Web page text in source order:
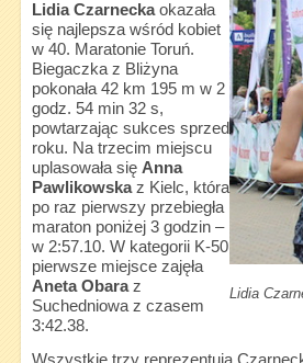
Lidia
Lidia Czarneckaokazała
się najlepsza wśród kobiet
w 40. Maratonie Toruń.
Biegaczka z Bliżyna
pokonała 42 km 195 m w 2
godz. 54 min 32 s,
powtarzając sukces sprzed
roku. Na trzecim miejscu
uplasowała się Anna
Pawlikowskaz Kielc, która
po raz pierwszy przebiegła
maraton poniżej 3 godzin –
w 2:57.10. W kategorii K-50
pierwsze miejsce zajęła
Aneta Obaraz
Suchedniowa z czasem
3:42.38.